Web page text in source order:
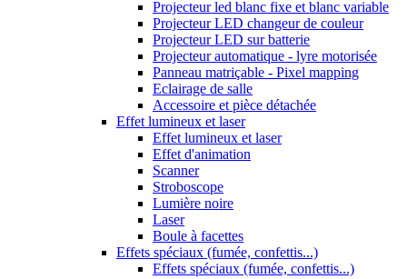
Projecteur led blanc fixe et blanc variable
Projecteur LED changeur de couleur
Projecteur LED sur batterie
Projecteur automatique - lyre motorisée
Panneau matriçable - Pixel mapping
Eclairage de salle
Accessoire et pièce détachée
Effet lumineux et laser
Effet lumineux et laser
Effet d'animation
Scanner
Stroboscope
Lumière noire
Laser
Boule à facettes
Effets spéciaux (fumée, confettis...)
Effets spéciaux (fumée, confettis...)